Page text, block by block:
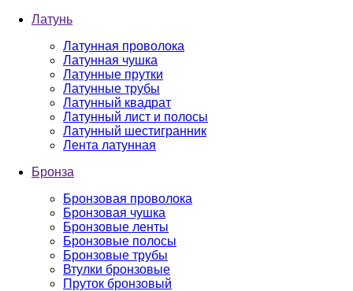
Латунь
Латунная проволока
Латунная чушка
Латунные прутки
Латунные трубы
Латунный квадрат
Латунный лист и полосы
Латунный шестигранник
Лента латунная
Бронза
Бронзовая проволока
Бронзовая чушка
Бронзовые ленты
Бронзовые полосы
Бронзовые трубы
Втулки бронзовые
Пруток бронзовый